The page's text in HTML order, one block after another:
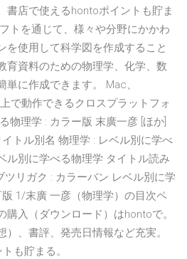
書店で使えるhontoポイントも貯ま
トを通じて、様々や分野にかかわ
を使用して科学図を作成すること
育資料のための物理学、化学、数
に作成できます。 Mac、
で動作できるクロスプラットフォ
物理学 : カラー版 末廣一彦 [ほか]
トル別名 物理学 : レベル別に学べ
ル別に学べる物理学 タイトル読み
ツリガク : カラーバン レベル別に学
1/末廣 一彦（物理学）の目次ペ
購入（ダウンロード）はhontoで。
、書評、発売日情報など充実。
も貯まる。